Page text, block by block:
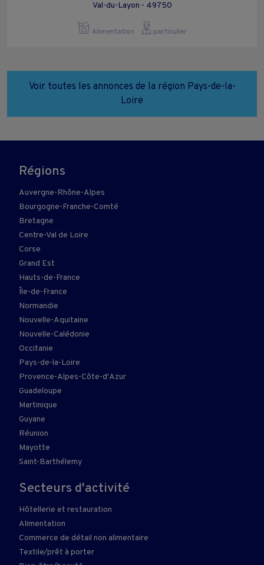
Val-du-Layon - 49750
Alimentation particulier
Voir toutes les annonces de la région Pays-de-la-
Loire
Régions
Auvergne-Rhône-Alpes
Bourgogne-Franche-Comté
Bretagne
Centre-Val de Loire
Corse
Grand Est
Hauts-de-France
Île-de-France
Normandie
Nouvelle-Aquitaine
Nouvelle-Calédonie
Occitanie
Pays-de-la-Loire
Provence-Alpes-Côte-d'Azur
Guadeloupe
Martinique
Guyane
Réunion
Mayotte
Saint-Barthélemy
Secteurs d'activité
Hôtellerie et restauration
Alimentation
Commerce de détail non alimentaire
Textile/prêt à porter